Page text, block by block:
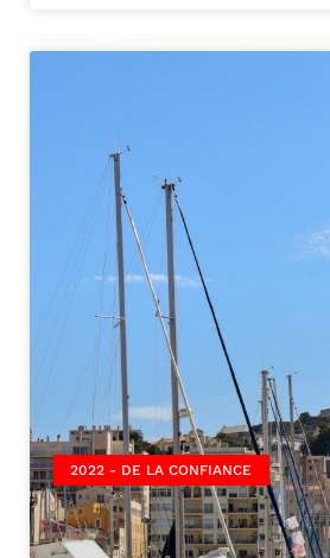
2022 - DE LA CONFIANCE